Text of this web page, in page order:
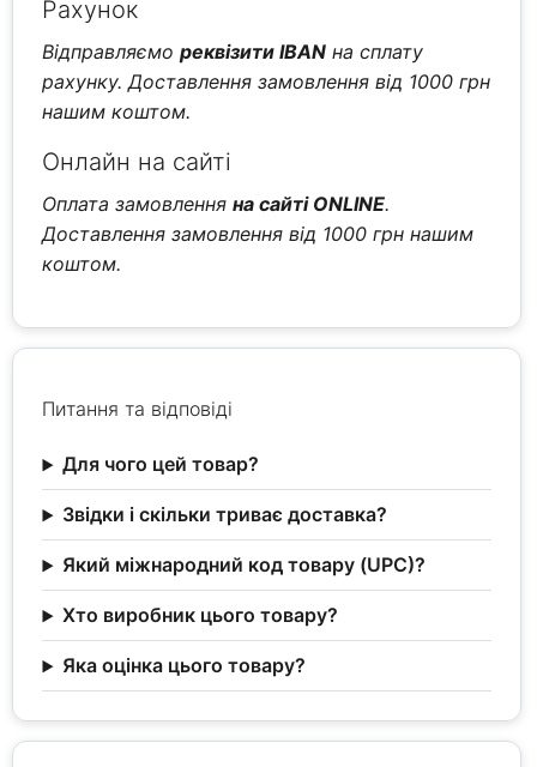
Рахунок
Відправляємореквізити IBAN на сплату
рахунку. Доставлення замовлення від 1000 грн
нашим коштом.
Онлайн на сайті
Оплата замовленняна сайті ONLINE.
Доставлення замовлення від 1000 грн нашим
коштом.
Питання та відповіді
Для чого цей товар?
Звідки і скільки триває доставка?
Який міжнародний код товару (UPC)?
Хто виробник цього товару?
Яка оцінка цього товару?